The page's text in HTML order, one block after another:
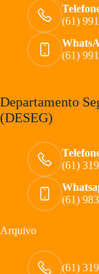
(61)
(61)
Departamento
(DESEG)
(61)
(61)
Arquivo
(61)